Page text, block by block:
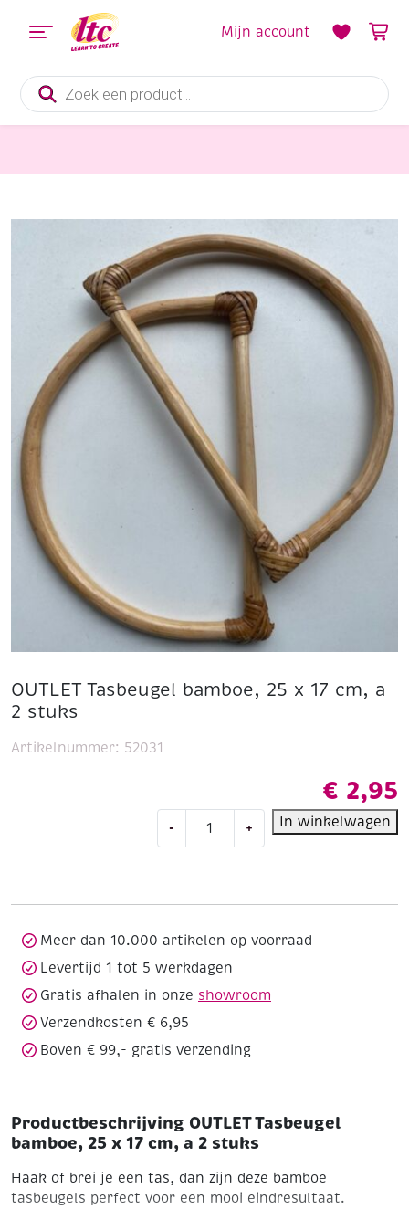
Producten
zoeken
Mijn account
OUTLET Tasbeugel bamboe, 25 x 17 cm, a
2 stuks
€ 2,95
-
Tasbeugel
cm,
stuks
aantal
+ In winkelwagen
Artikelnummer: 52031
Meer dan 10.000 artikelen op voorraad
Levertijd 1 tot 5 werkdagen
Gratis afhalen in onze showroom
Verzendkosten € 6,95
Boven € 99,- gratis verzending
Productbeschrijving OUTLET Tasbeugel
bamboe, 25 x 17 cm, a 2 stuks
Haak of brei je een tas, dan zijn deze bamboe
tasbeugels perfect voor een mooi eindresultaat.